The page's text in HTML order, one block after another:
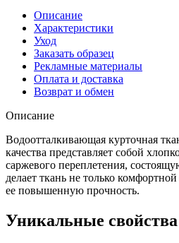
Описание
Характеристики
Уход
Заказать образец
Рекламные материалы
Оплата и доставка
Возврат и обмен
Описание
Водоотталкивающая курточная
качества представляет собой
саржевого переплетения,
делает ткань не только
ее повышенную прочность.
Уникальные свойства